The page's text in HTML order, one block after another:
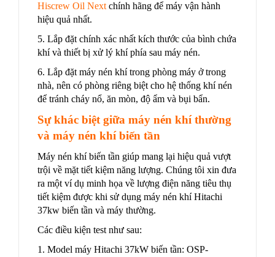
Hiscrew Oil Next chính hãng để máy vận hành
hiệu quả nhất.
5. Lắp đặt chính xác nhất kích thước của bình chứa
khí và thiết bị xử lý khí phía sau máy nén.
6. Lắp đặt máy nén khí trong phòng máy ở trong
nhà, nên có phòng riêng biệt cho hệ thống khí nén
để tránh cháy nổ, ăn mòn, độ ẩm và bụi bẩn.
Sự khác biệt giữa máy nén khí thường
và máy nén khí biến tần
Máy nén khí biến tần giúp mang lại hiệu quả vượt
trội về mặt tiết kiệm năng lượng. Chúng tôi xin đưa
ra một ví dụ minh họa về lượng điện năng tiêu thụ
tiết kiệm được khi sử dụng máy nén khí Hitachi
37kw biến tần và máy thường.
Các điều kiện test như sau:
1. Model máy Hitachi 37kW biến tần: OSP-